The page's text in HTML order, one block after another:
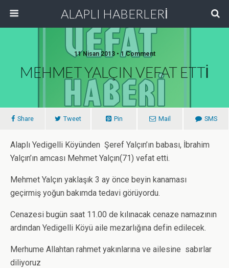
ALAPLI HABERLERİ
11 Nisan 2013 • 1 Comment
MEHMET YALÇIN VEFAT ETTİ
Share Tweet Pin Mail SMS
Alaplı Yedigelli Köyünden Şeref Yalçın’ın babası, İbrahim
Yalçın’ın amcası Mehmet Yalçın(71) vefat etti.
Mehmet Yalçın yaklaşık 3 ay önce beyin kanaması
geçirmiş yoğun bakımda tedavi görüyordu.
Cenazesi bugün saat 11.00 de kılınacak cenaze namazının
ardından Yedigelli Köyü aile mezarlığına defin edilecek.
Merhume Allahtan rahmet yakınlarına ve ailesine sabırlar
diliyoruz